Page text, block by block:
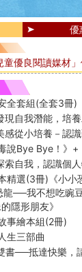
優
優良閱讀媒材
全套組(全套3冊)
現自我潛能，培
感從小培養－認
說Bye Bye！》
索自我，認識個
精選(3冊)《小
龍──我不想吃豌
隱形朋友》
事繪本組(2冊)
生三部曲
書──抵達快樂，